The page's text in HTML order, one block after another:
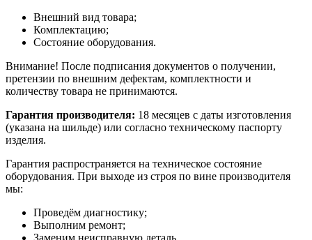
Внешний вид товара;
Комплектацию;
Состояние оборудования.
Внимание! После подписания документов о получении,
претензии по внешним дефектам, комплектности и
количеству товара не принимаются.
Гарантия производителя: 18 месяцев с даты изготовления
(указана на шильде) или согласно техническому паспорту
изделия.
Гарантия распространяется на техническое состояние
оборудования. При выходе из строя по вине производителя
мы:
Проведём диагностику;
Выполним ремонт;
Заменим неисправную деталь.